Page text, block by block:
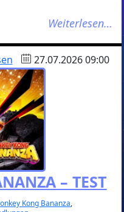
Weiterlesen…
27.07.2026 09:00
– TEST
Kong Bananza,